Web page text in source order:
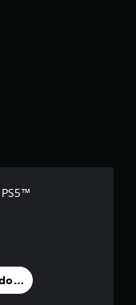
PS5™
un avis